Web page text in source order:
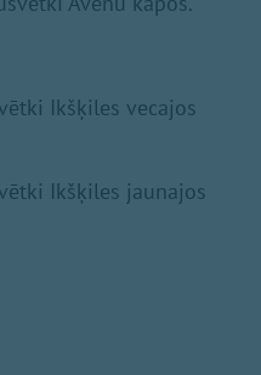
Ikšķiles vecajos
Ikšķiles jaunajos